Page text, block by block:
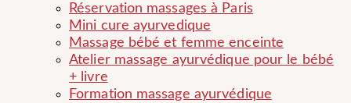
Réservation massages à Paris
Mini cure ayurvedique
Massage bébé et femme enceinte
Atelier massage ayurvédique pour le bébé
+ livre
Formation massage ayurvédique